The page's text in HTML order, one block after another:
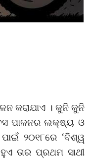
କରାଯାଏ । କୁନି କୁନି
ପାଳନର ଲକ୍ଷ୍ୟ ଓ
୨୦୧୮ରେ ‘ବିଶ୍ୱ
ତାର ପ୍ରଥମ ସାଥୀ